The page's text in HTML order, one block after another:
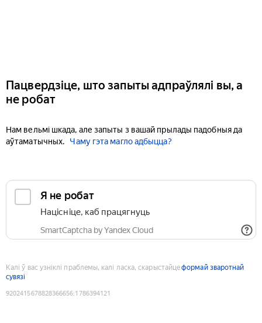
Пацвердзіце, што запыты адпраўлялі вы, а
не робат
Нам вельмі шкада, але запыты з вашай прылады падобныя да
аўтаматычных.
Чаму гэта магло адбыцца?
Я не робат
Націсніце, каб працягнуць
SmartCaptcha by Yandex Cloud
Калі ў вас узніклі праблемы, калі ласка, скарыстайцеформай зваротнай
сувязі
9202415678828366656:1786394121